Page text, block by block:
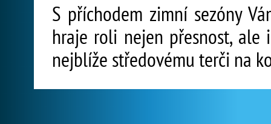
S příchodem zimní sezóny
hraje roli nejen přesnost,
nejblíže středovému terči na